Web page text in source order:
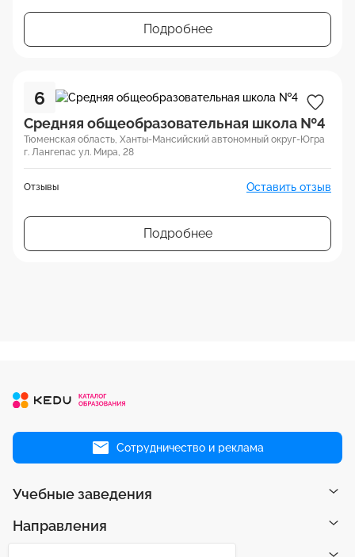
Подробнее
6
Средняя общеобразовательная школа №4
Тюменская область, Ханты-Мансийский автономный округ-Югра
г. Лангепас ул. Мира, 28
Отзывы Оставить отзыв
Подробнее
Сотрудничество и реклама
Учебные заведения
Направления